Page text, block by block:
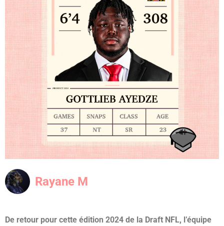
Rayane M
De retour pour cette édition 2024 de la Draft NFL, l’équipe